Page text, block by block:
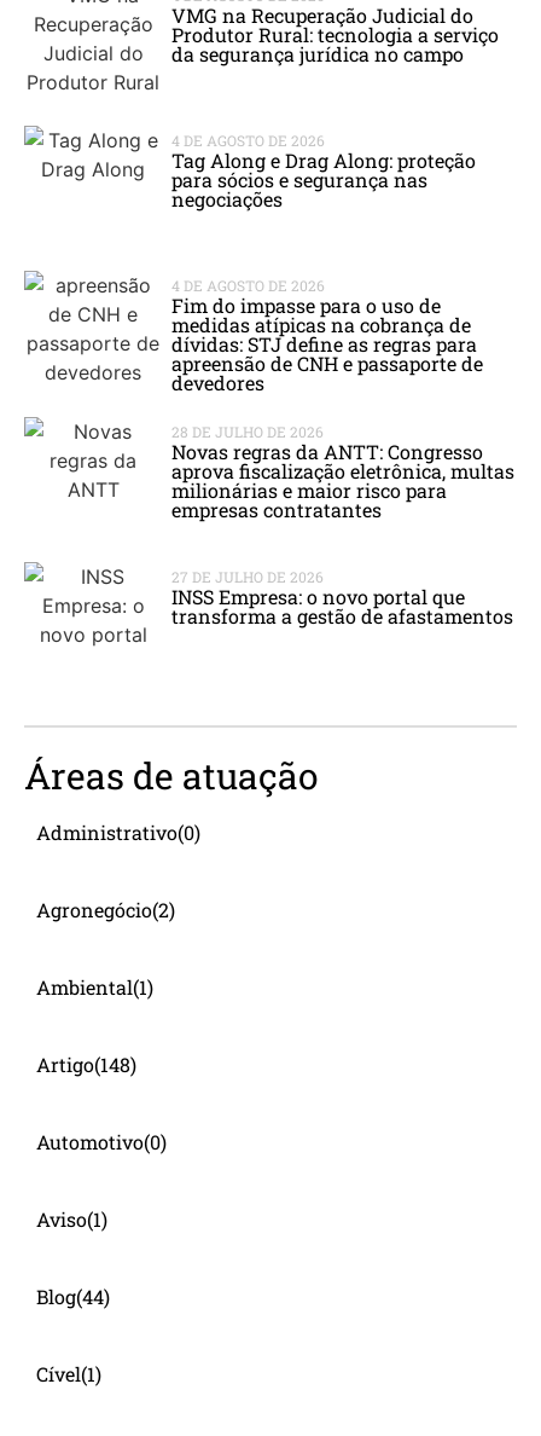
VMG na Recuperação Judicial do
Produtor Rural: tecnologia a serviço
da segurança jurídica no campo
4 DE AGOSTO DE 2026
Tag Along e Drag Along: proteção
para sócios e segurança nas
negociações
4 DE AGOSTO DE 2026
Fim do impasse para o uso de
medidas atípicas na cobrança de
dívidas: STJ define as regras para
apreensão de CNH e passaporte de
devedores
28 DE JULHO DE 2026
Novas regras da ANTT: Congresso
aprova fiscalização eletrônica, multas
milionárias e maior risco para
empresas contratantes
27 DE JULHO DE 2026
INSS Empresa: o novo portal que
transforma a gestão de afastamentos
Áreas de atuação
Administrativo(0)
Agronegócio(2)
Ambiental(1)
Artigo(148)
Automotivo(0)
Aviso(1)
Blog(44)
Cível(1)